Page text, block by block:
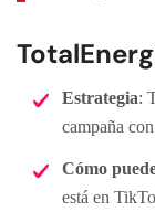
Estrategia:
campaña
Cómo
está en